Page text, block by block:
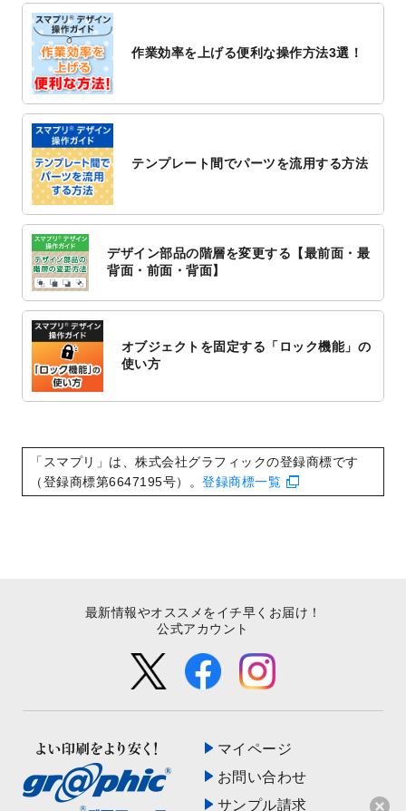
しました。
2022/10/26
レートを追加しました。
2022/10/26
追加しました。
2022/10/20
2022/10/14
年賀ポスターのデザインテンプレートを公
2022/10/6
チラシ作成からポスティング配布注文まで
2022/10/1
2023年版1月始まりのカレンダーデザイン
2022/9/21
コンサートのチラシデザインテンプレート
2022/9/5
年賀状のデザインテンプレート
2022/9/5
喪中はがきのデザインテンプレートを公開
2022/8/24
印刷用データの解像度
を引き上げまし
た！
作業効率を上げる便利な操作方法3選！
テンプレート間でパーツを流用する方法
デザイン部品の階層を変更する【最前面・最
背面・前面・背面】
オブジェクトを固定する「ロック機能」の
使い方
「スマプリ」は、株式会社グラフィックの登録商標です
（登録商標第6647195号）。 登録商標一覧
マイページ
お問い合わせ
サンプル請求
最新情報やオススメをイチ早くお届け！
公式アカウント